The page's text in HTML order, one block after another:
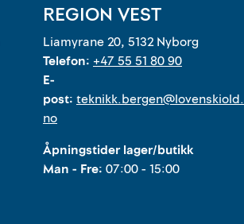
REGION VEST
Liamyrane 20, 5132 Nyborg
Telefon: +47 55 51 80 90
E-
post: teknikk.bergen@lovenskiold.
no
Åpningstider lager/butikk
Man - Fre: 07:00 - 15:00